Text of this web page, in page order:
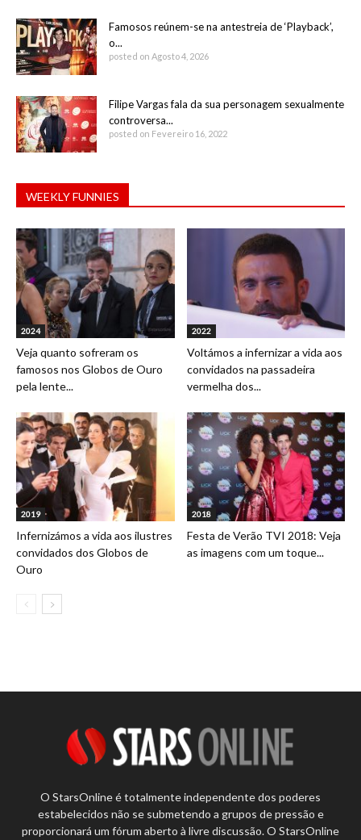
Famosos reúnem-se na antestreia de ‘Playback’,
o...
posted on Agosto 4, 2026
Filipe Vargas fala da sua personagem sexualmente
controversa...
posted on Fevereiro 16, 2022
WEEKLY FUNNIES
2024
Veja quanto sofreram os
famosos nos Globos de Ouro
pela lente...
2022
Voltámos a infernizar a vida aos
convidados na passadeira
vermelha dos...
2019
Infernizámos a vida aos ilustres
convidados dos Globos de
Ouro
2018
Festa de Verão TVI 2018: Veja
as imagens com um toque...
O StarsOnline é totalmente independente dos poderes
estabelecidos não se submetendo a grupos de pressão e
proporcionará um fórum aberto à livre discussão. O StarsOnline